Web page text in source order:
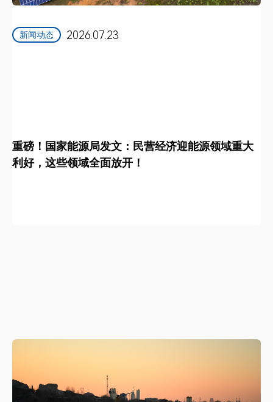
新闻动态 2026.07.23
重磅！国家能源局发文：民营经济迎能源领域重大
利好，这些领域全面放开！